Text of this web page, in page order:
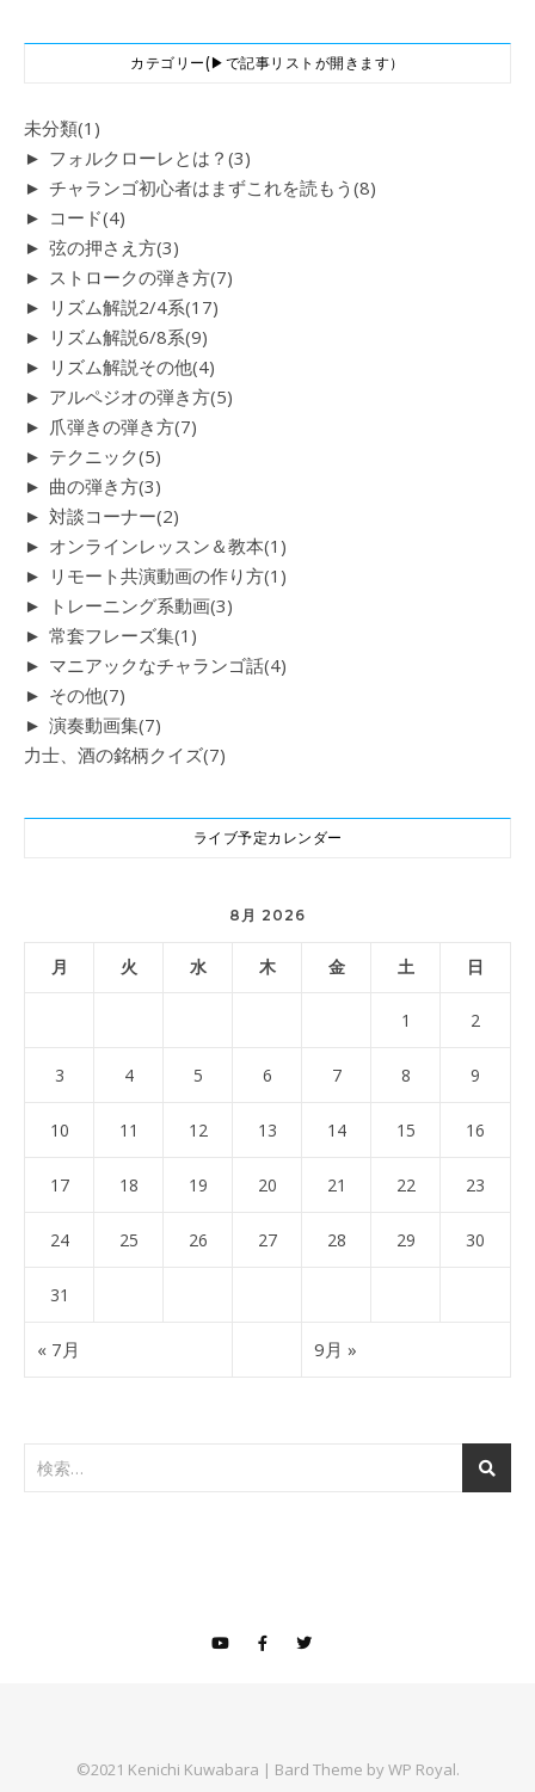
カテゴリー(▶で記事リストが開きます）
未分類(1)
► フォルクローレとは？ (3)
► チャランゴ初心者はまずこれを読もう (8)
► コード(4)
► 弦の押さえ方(3)
► ストロークの弾き方(7)
► リズム解説2/4系(17)
► リズム解説6/8系(9)
► リズム解説その他(4)
► アルペジオの弾き方(5)
► 爪弾きの弾き方(7)
► テクニック(5)
► 曲の弾き方(3)
► 対談コーナー(2)
► オンラインレッスン＆教本(1)
► リモート共演動画の作り方(1)
►
トレーニング系動画(3)
► 常套フレーズ集(1)
► マニアックなチャランゴ話(4)
► その他(7)
► 演奏動画集(7)
力士、酒の銘柄クイズ(7)
ライブ予定カレンダー
8月 2026
月 火 水 木 金 土 日
1 2
3 4 5 6 7 8 9
10 11 12 13 14 15 16
17 18 19 20 21 22 23
24 25 26 27 28 29 30
31
« 7月 9月 »
©2021 Kenichi Kuwabara | Bard Theme byWP Royal.